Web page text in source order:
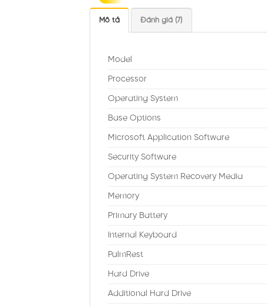
Mô tả Đánh giá (7)
Model
Processor
Operating System
Base Options
Microsoft Application Software
Security Software
Operating System Recovery Media
Memory
Primary Battery
Internal Keyboard
PalmRest
Hard Drive
Additional Hard Drive